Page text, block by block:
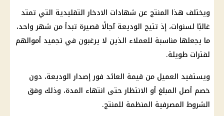
ويختلف هذا المنتج عن شهادات الادخار التقليدية التي تمتد
غالبًا لسنوات، إذ تتيح الوديعة آجالًا قصيرة تبدأ من شهر واحد،
ما يجعلها مناسبة للعملاء الذين لا يرغبون في تجميد أموالهم
لفترات طويلة.
ويستفيد العميل من قيمة العائد فور إصدار الوديعة، دون
خصم أصل المبلغ أو الانتظار حتى انتهاء المدة، وذلك وفق
الشروط المصرفية المنظمة للمنتج.